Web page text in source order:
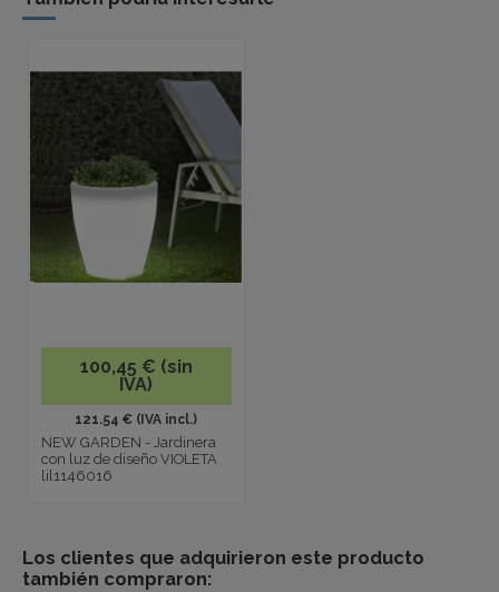
100,45 € (sin
IVA)
121.54 € (IVA incl.)
NEW GARDEN - Jardinera
con luz de diseño VIOLETA
lil1146016
Los clientes que adquirieron este producto
también compraron: